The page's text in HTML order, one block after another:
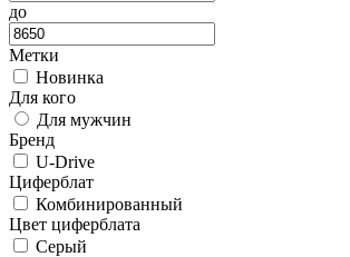
до
Метки
Новинка
Для кого
Для мужчин
Бренд
U-Drive
Циферблат
Комбинированный
Цвет циферблата
Серый